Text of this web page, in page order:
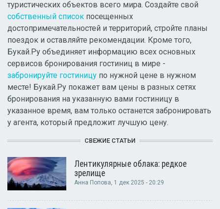
туристических объектов всего мира. Создайте свой
собственный список посещенных
достопримечательностей и территорий, стройте планы
поездок и оставляйте рекомендации. Кроме того,
Букай.Ру объединяет информацию всех основных
сервисов бронирования гостиниц в мире -
забронируйте гостиницу по нужной цене в нужном
месте! Букай.Ру покажет вам цены в разных сетях
бронирования на указанную вами гостиницу в
указанное время, вам только останется забронировать
у агента, который предложит лучшую цену.
СВЕЖИЕ СТАТЬИ
Лентикулярные облака: редкое
зрелище
Анна Попова, 1 дек 2025 - 20:29